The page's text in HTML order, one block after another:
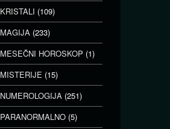
KRISTALI (109)
MAGIJA (233)
MESEČNI HOROSKOP (1)
MISTERIJE (15)
NUMEROLOGIJA (251)
PARANORMALNO (5)